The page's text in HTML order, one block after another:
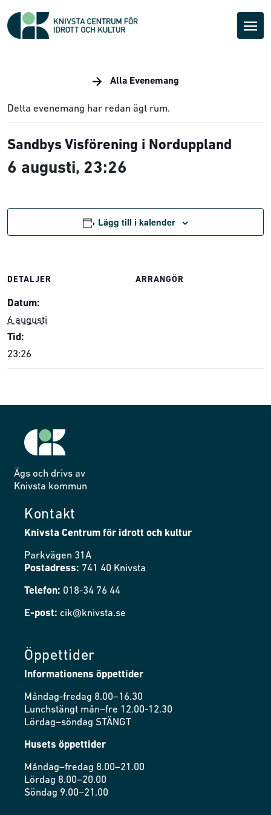
Alla Evenemang
Detta evenemang har redan ägt rum.
Sandbys Visförening i Norduppland
6 augusti, 23:26
Lägg till i kalender
DETALJER
Datum:
6 augusti
Tid:
23:26
ARRANGÖR
Ägs och drivs av
Knivsta kommun
Kontakt
Knivsta Centrum för idrott och kultur
Parkvägen 31A
Postadress: 741 40 Knivsta
Telefon: 018-34 76 44
E-post: cik@knivsta.se
Öppettider
Informationens öppettider
Måndag-fredag 8.00–16.30
Lunchstängt mån–fre 12.00-12.30
Lördag–söndag STÄNGT
Husets öppettider
Måndag–fredag 8.00–21.00
Lördag 8.00–20.00
Söndag 9.00–21.00